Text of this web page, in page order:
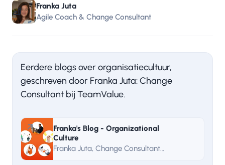
Franka Juta
Agile Coach & Change Consultant
Eerdere blogs over organisatiecultuur,
geschreven door Franka Juta: Change
Consultant bij TeamValue.
Franka's Blog - Organizational
Culture
Franka Juta, Change Consultant at TeamValue, takes you into a series about organizational culture. With themes such as resistance, speaking out and leadership. Read her first blog now.